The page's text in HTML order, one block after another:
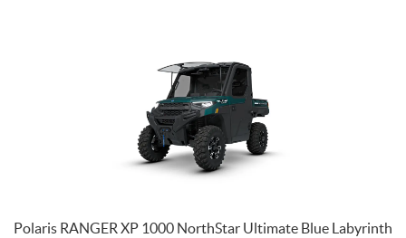
Polaris RANGER XP 1000 NorthStar Ultimate Blue Labyrinth